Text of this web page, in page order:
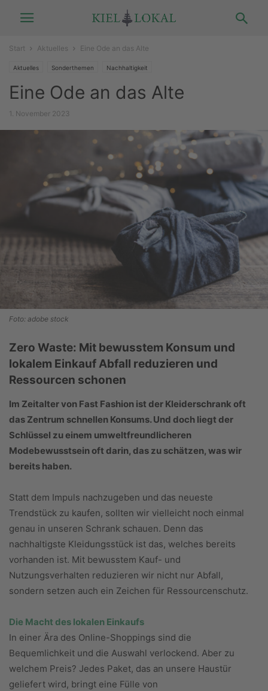
Start Aktuelles Eine Ode an das Alte
Aktuelles Sonderthemen Nachhaltigkeit
Eine Ode an das Alte
1. November 2023
Foto: adobe stock
Zero Waste: Mit bewusstem Konsum und
lokalem Einkauf Abfall reduzieren und
Ressourcen schonen
Im Zeitalter von Fast Fashion ist der Kleiderschrank oft
das Zentrum schnellen Konsums. Und doch liegt der
Schlüssel zu einem umweltfreundlicheren
Modebewusstsein oft darin, das zu schätzen, was wir
bereits haben.
Statt dem Impuls nachzugeben und das neueste
Trendstück zu kaufen, sollten wir vielleicht noch einmal
genau in unseren Schrank schauen. Denn das
nachhaltigste Kleidungsstück ist das, welches bereits
vorhanden ist. Mit bewusstem Kauf- und
Nutzungsverhalten reduzieren wir nicht nur Abfall,
sondern setzen auch ein Zeichen für Ressourcenschutz.
Die Macht des lokalen Einkaufs
In einer Ära des Online-Shoppings sind die
Bequemlichkeit und die Auswahl verlockend. Aber zu
welchem Preis? Jedes Paket, das an unsere Haustür
geliefert wird, bringt eine Fülle von